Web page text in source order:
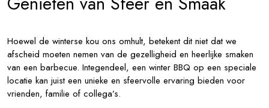
Hoewel de winterse kou ons omhult, betekent dit niet dat we
afscheid moeten nemen van de gezelligheid en heerlijke smaken
van een barbecue. Integendeel, een winter BBQ op een speciale
locatie kan juist een unieke en sfeervolle ervaring bieden voor
vrienden, familie of collega’s.